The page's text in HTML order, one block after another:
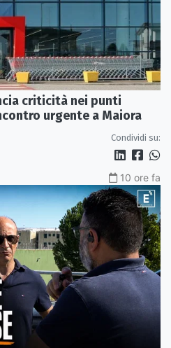
criticità nei punti
urgente a Maiora
Condividi su:
10 ore fa